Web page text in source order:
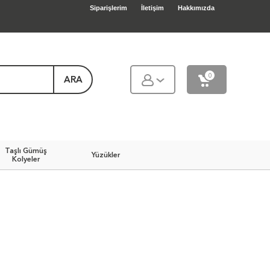
Siparişlerim İletişim Hakkımızda
ARA 0
Taşlı Gümüş
Kolyeler
Yüzükler